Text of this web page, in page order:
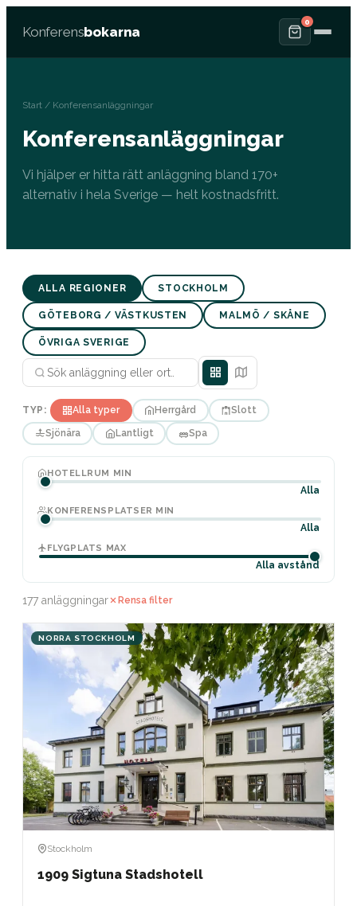
Konferensbokarna
0
Start / Konferensanläggningar
Konferensanläggningar
Vi hjälper er hitta rätt anläggning bland 170+
alternativ i hela Sverige — helt kostnadsfritt.
ALLA REGIONER STOCKHOLM
GÖTEBORG / VÄSTKUSTEN MALMÖ / SKÅNE
ÖVRIGA SVERIGE
TYP: Alla typer Herrgård Slott
Sjönära Lantligt Spa
HOTELLRUM MIN
Alla
KONFERENSPLATSER MIN
Alla
FLYGPLATS MAX
Alla avstånd
177 anläggningar Rensa filter
NORRA STOCKHOLM
Stockholm
1909 Sigtuna Stadshotell